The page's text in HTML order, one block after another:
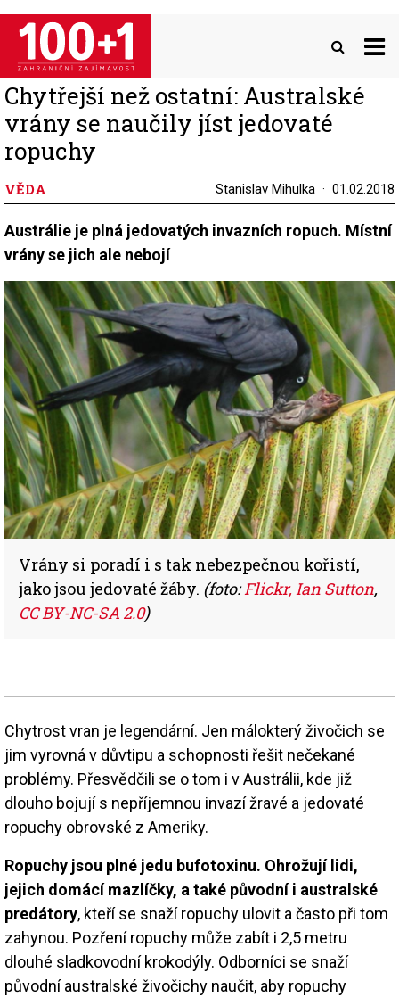
Přejít
hlavnímu
obsahu
Chytřejší než ostatní: Australské
vrány se naučily jíst jedovaté
ropuchy
VĚDA Stanislav Mihulka 01.02.2018
Austrálie je plná jedovatých invazních ropuch. Místní
vrány se jich ale nebojí
Vrány si poradí i s tak nebezpečnou kořistí,
jako jsou jedovaté žáby. (foto:Flickr, Ian Sutton,
CC BY-NC-SA 2.0)
Chytrost vran je legendární. Jen málokterý živočich se
jim vyrovná v důvtipu a schopnosti řešit nečekané
problémy. Přesvědčili se o tom i v Austrálii, kde již
dlouho bojují s nepříjemnou invazí žravé a jedovaté
ropuchy obrovské z Ameriky.
Ropuchy jsou plné jedu bufotoxinu. Ohrožují lidi,
jejich domácí mazlíčky, a také původní i australské
predátory, kteří se snaží ropuchy ulovit a často při tom
zahynou. Pozření ropuchy může zabít i 2,5 metru
dlouhé sladkovodní krokodýly. Odborníci se snaží
původní australské živočichy naučit, aby ropuchy